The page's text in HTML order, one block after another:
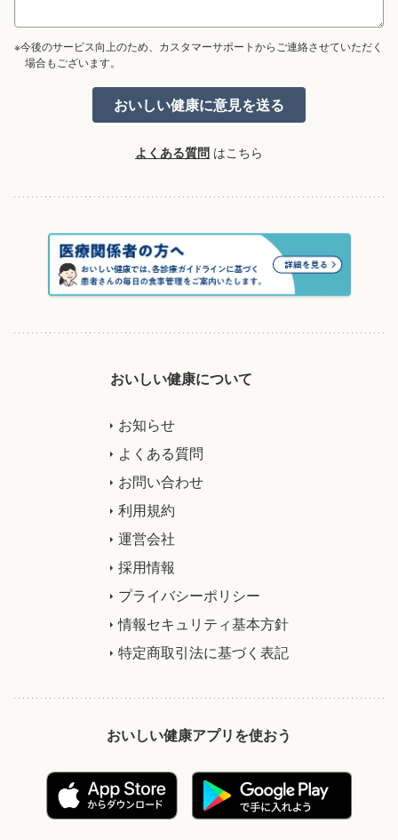
※今後のサービス向上のため、カスタマーサポートからご連絡させていただく
場合もございます。
よくある質問 はこちら
おいしい健康について
お知らせ
よくある質問
お問い合わせ
利用規約
運営会社
採用情報
プライバシーポリシー
情報セキュリティ基本方針
特定商取引法に基づく表記
おいしい健康アプリを使おう